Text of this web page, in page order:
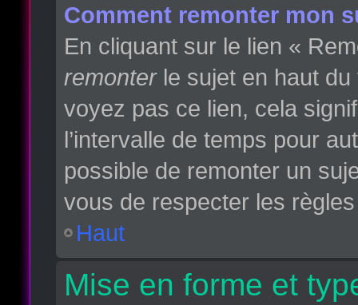
Comment remonter mon
En cliquant sur le lien «
remonterle sujet en haut du
voyez pas ce lien, cela
l’intervalle de temps pour
possible de remonter un
vous de respecter les
Haut
Mise en forme et